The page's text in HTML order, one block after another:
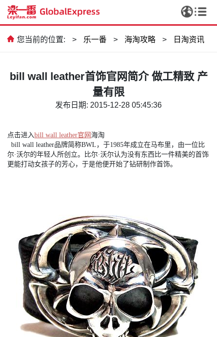
您当前的位置: > 乐一番 > 海淘攻略 > 日淘资讯
bill wall leather首饰官网简介 做工精致 产
量有限
发布日期: 2015-12-28 05:45:36
点击进入bill wall leather官网 海淘
bill wall leather品牌简称BWL，于1985年成立在马布里，由一位比
尔·沃尔的年轻人所创立。比尔·沃尔认为没有东西比一件精美的首饰
更能打动女孩子的芳心，于是他便开始了钻研制作首饰。